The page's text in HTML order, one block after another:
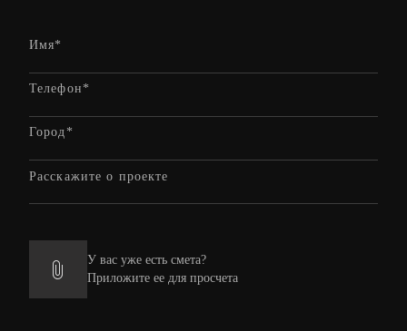
У вас уже есть смета?
Приложите ее для просчета